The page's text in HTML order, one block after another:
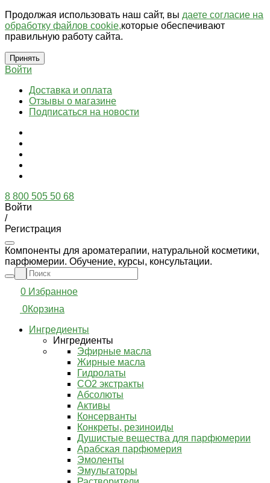
Продолжая использовать наш сайт, вы даете согласие на
обработку файлов cookie,которые обеспечивают
правильную работу сайта.
Принять
Войти
Доставка и оплата
Отзывы о магазине
Подписаться на новости
8 800 505 50 68
Войти
/
Регистрация
Компоненты для ароматерапии, натуральной косметики,
парфюмерии. Обучение, курсы, консультации.
0 Избранное
0Корзина
Ингредиенты
Ингредиенты
Эфирные масла
Жирные масла
Гидролаты
СО2 экстракты
Абсолюты
Активы
Консерванты
Конкреты, резиноиды
Душистые вещества для парфюмерии
Арабская парфюмерия
Эмоленты
Эмульгаторы